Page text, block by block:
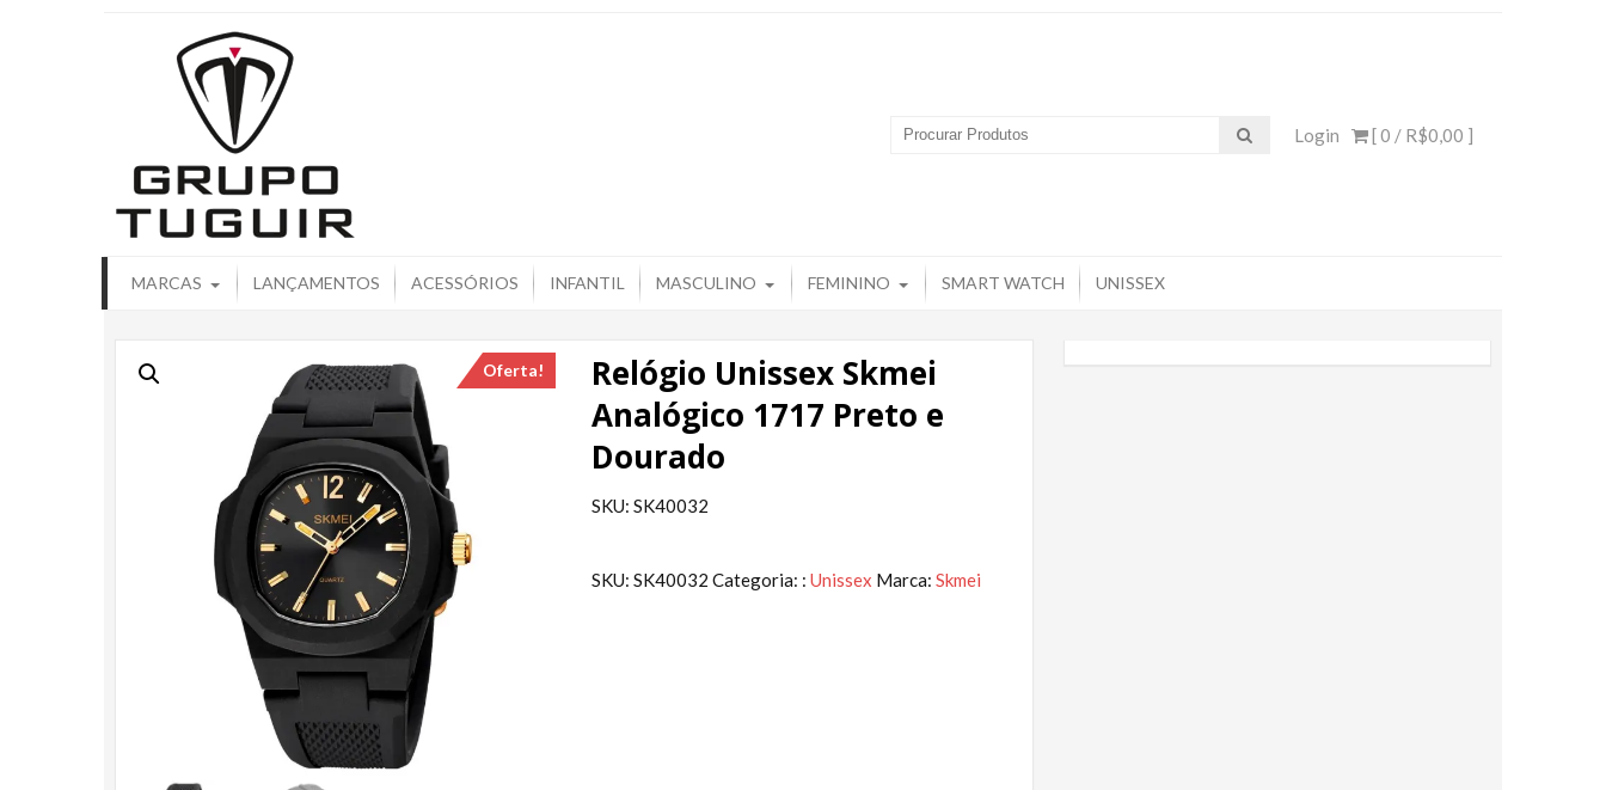
[ 0 / R$0,00 ]
Login
MARCAS LANÇAMENTOS ACESSÓRIOS INFANTIL MASCULINO FEMININO SMART WATCH UNISSEX
Oferta!
Relógio Unissex Skmei
Analógico 1717 Preto e
Dourado
SKU: SK40032
SKU:SK40032 Categoria: :Unissex Marca:Skmei